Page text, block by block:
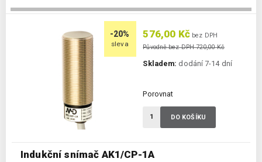
-20%
sleva
Indukční snímač AK1/CP-1A
576,00 Kč bez DPH
Původně bez DPH 720,00 Kč
Skladem: dodání 7-14 dní
Porovnat
DO KOŠÍKU